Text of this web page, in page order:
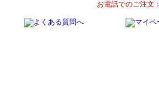
お電話でのご注文：